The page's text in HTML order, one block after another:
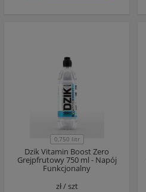
0,750 litr
Dzik Vitamin Boost Zero
Grejpfrutowy 750 ml - Napój
Funkcjonalny
zł /szt